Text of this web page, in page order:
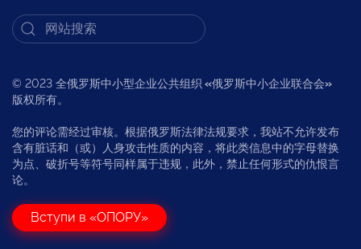
© 2023 全俄罗斯中小型企业公共组织 «俄罗斯中小企业联合会»
版权所有。
您的评论需经过审核。根据俄罗斯法律法规要求，我站不允许发布
含有脏话和（或）人身攻击性质的内容，将此类信息中的字母替换
为点、破折号等符号同样属于违规，此外，禁止任何形式的仇恨言
论。
Вступи в «ОПОРУ»